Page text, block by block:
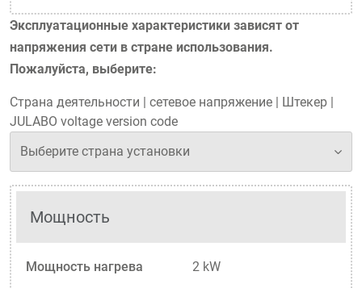
Эксплуатационные характеристики зависят от
напряжения сети в стране использования.
Пожалуйста, выберите:
Страна деятельности | сетевое напряжение | Штекер |
JULABO voltage version code
Мощность
Мощность нагрева 2 kW